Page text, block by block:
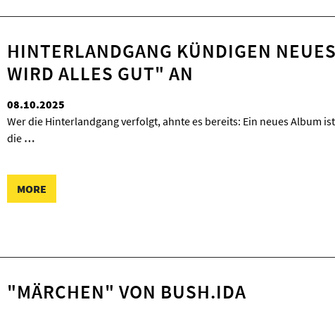
HINTERLANDGANG KÜNDIGEN
WIRD ALLES GUT" AN
08.10.2025
Wer die Hinterlandgang verfolgt, ahnte es bereits: Ein neues Album
die …
MORE
"MÄRCHEN" VON BUSH.IDA